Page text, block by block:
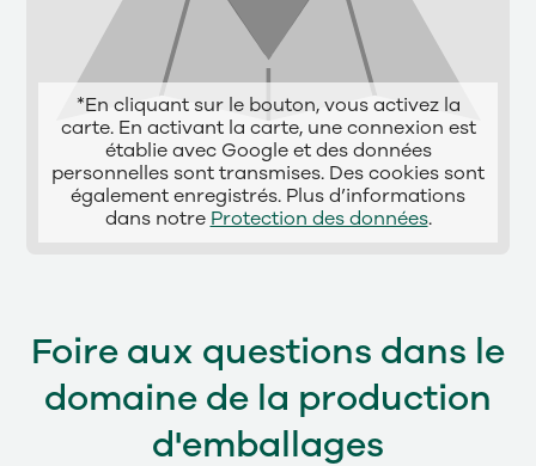
*En cliquant sur le bouton, vous activez la
carte. En activant la carte, une connexion est
établie avec Google et des données
personnelles sont transmises. Des cookies sont
également enregistrés. Plus d’informations
dans notre Protection des données.
Foire aux questions dans le
domaine de la production
d'emballages